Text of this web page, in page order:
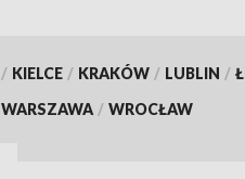
/ KIELCE / KRAKÓW / LUBLIN /
WARSZAWA / WROCŁAW